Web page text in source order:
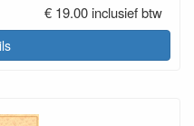
€ 19.00 inclusief btw